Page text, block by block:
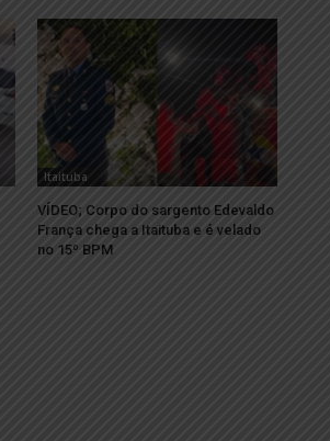
Itaituba
VÍDEO; Corpo do sargento Edevaldo
França chega a Itaituba e é velado
no 15º BPM